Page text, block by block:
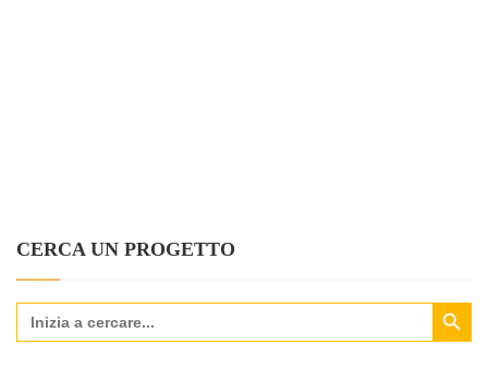
CERCA UN PROGETTO
Search
for:
Search Button